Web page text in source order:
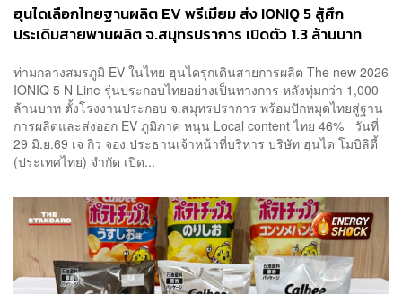
ฮุนไดเลือกไทยฐานผลิต EV พรีเมียม ส่ง IONIQ 5 สู้ศึก
ประเดิมสายพานผลิต จ.สมุทรปราการ เปิดตัว 1.3 ล้านบาท
ท่ามกลางสมรภูมิ EV ในไทย ฮุนไดรุกเดินสายการผลิต The new 2026
IONIQ 5 N Line รุ่นประกอบไทยอย่างเป็นทางการ หลังทุ่มกว่า 1,000
ล้านบาท ตั้งโรงงานประกอบ จ.สมุทรปราการ พร้อมปักหมุดไทยสู่ฐาน
การผลิตและส่งออก EV ภูมิภาค หนุน Local content ไทย 46% วันที่
29 มิ.ย.69 เจ กิว จอง ประธานเจ้าหน้าที่บริหาร บริษัท ฮุนได โมบิลิตี้
(ประเทศไทย) จำกัด เปิด...